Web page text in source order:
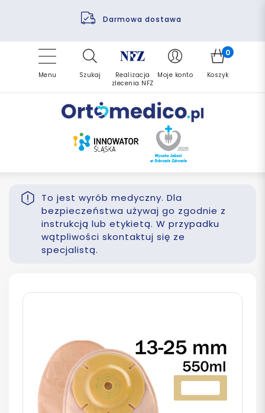
Darmowa dostawa
Pomoc fizjoterapeuty
Finansowanie PFRON
Refundacja NFZ
Zrealizuj zlecenie ponownie
Menu Szukaj
Realizacja
zlecenia NFZ
Moje konto
0
Koszyk
To jest wyrób medyczny. Dla
bezpieczeństwa używaj go zgodnie z
instrukcją lub etykietą. W przypadku
wątpliwości skontaktuj się ze
specjalistą.